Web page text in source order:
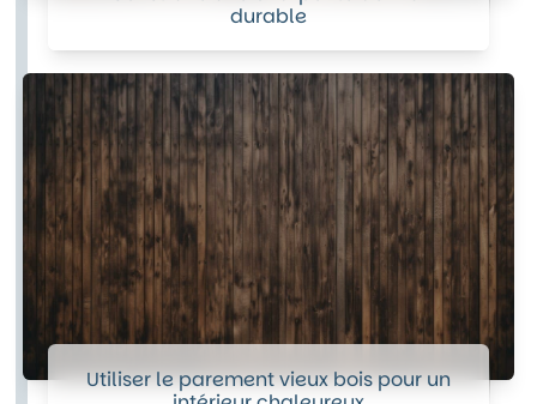
durable
Utiliser le parement vieux bois pour un